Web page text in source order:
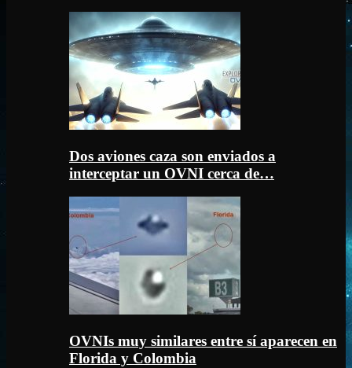
Dos aviones caza son enviados a
interceptar un OVNI cerca de…
OVNIs muy similares entre sí aparecen en
Florida y Colombia